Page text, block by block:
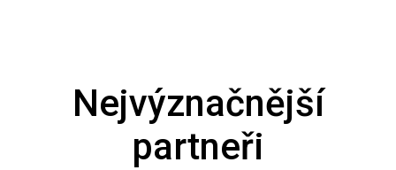
Nejvýznačnější
partneři